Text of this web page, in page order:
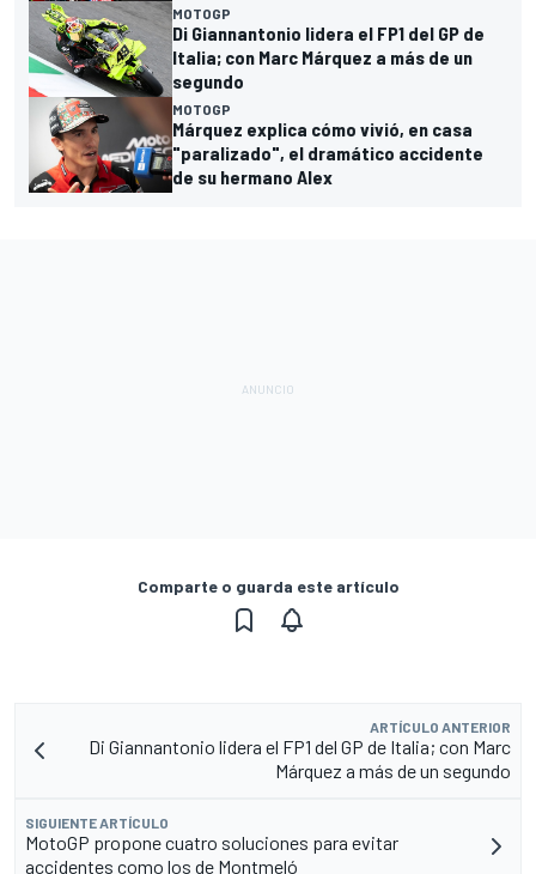
MOTOGP
Di Giannantonio lidera el FP1 del GP de
Italia; con Marc Márquez a más de un
segundo
MOTOGP
Márquez explica cómo vivió, en casa
"paralizado", el dramático accidente
de su hermano Alex
Comparte o guarda este artículo
ARTÍCULO ANTERIOR
Di Giannantonio lidera el FP1 del GP de Italia; con Marc
Márquez a más de un segundo
SIGUIENTE ARTÍCULO
MotoGP propone cuatro soluciones para evitar
accidentes como los de Montmeló